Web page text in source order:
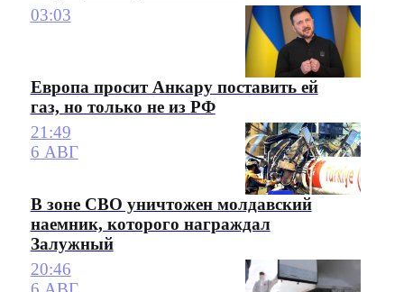
03:03
Европа просит Анкару поставить ей
газ, но только не из РФ
21:49
6 АВГ
В зоне СВО уничтожен молдавский
наемник, которого награждал
Залужный
20:46